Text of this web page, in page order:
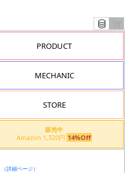
PRODUCT
MECHANIC
STORE
販売中
Amazon 1,320円 14%Off
（詳細ページ）